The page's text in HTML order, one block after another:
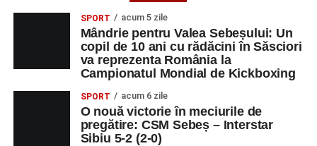
SPORT acum 5 zile
Mândrie pentru Valea Sebeșului: Un
copil de 10 ani cu rădăcini în Săsciori
va reprezenta România la
Campionatul Mondial de Kickboxing
SPORT acum 6 zile
O nouă victorie în meciurile de
pregătire: CSM Sebeș – Interstar
Sibiu 5-2 (2-0)